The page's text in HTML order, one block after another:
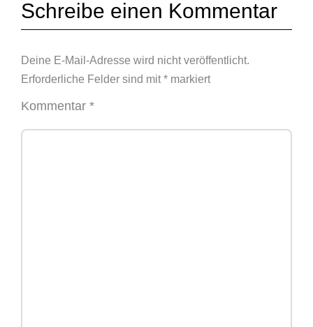
Schreibe einen Kommentar
Deine E-Mail-Adresse wird nicht veröffentlicht.
Erforderliche Felder sind mit* markiert
Kommentar *